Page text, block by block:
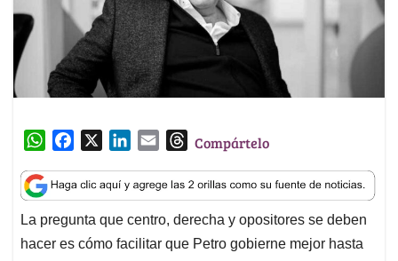
W
a
t
s
A
c
e
b
o
n
k
e
d
a
i
l
T
r
e
a
d
Compártelo
La pregunta que centro, derecha y opositores se deben
hacer es cómo facilitar que Petro gobierne mejor hasta